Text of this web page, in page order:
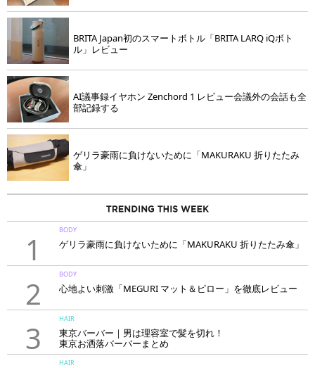
BRITA Japan初のスマートボトル「BRITA LARQ iQボト
ル」レビュー
AI議事録イヤホン Zenchord 1 レビュー会議外の会話も全
部記録する
ゲリラ豪雨に負けないために「MAKURAKU 折りたたみ
傘」
1
BODY
ゲリラ豪雨に負けないために「MAKURAKU 折りたたみ傘」
2
BODY
心地よい刺激「MEGURI マット＆ピロー」を徹底レビュー
3
HAIR
東京バーバー｜男は理容室で髪を切れ！
東京お洒落バーバーまとめ
HAIR